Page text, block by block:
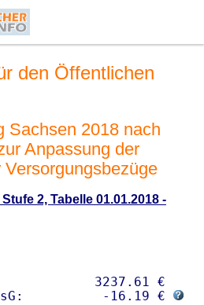
den Öffentlichen
Sachsen 2018 nach
Anpassung der
2, Tabelle 01.01.2018 -
3237.61 €
-16.19 €